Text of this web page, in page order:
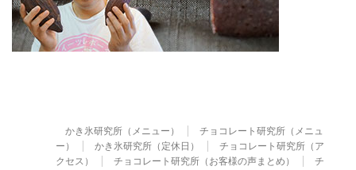
かき氷研究所（メニュー）
チョコレート研究所（メニュ
ー）
かき氷研究所（定休日）
チョコレート研究所（ア
クセス）
チョコレート研究所（お客様の声まとめ）
チ